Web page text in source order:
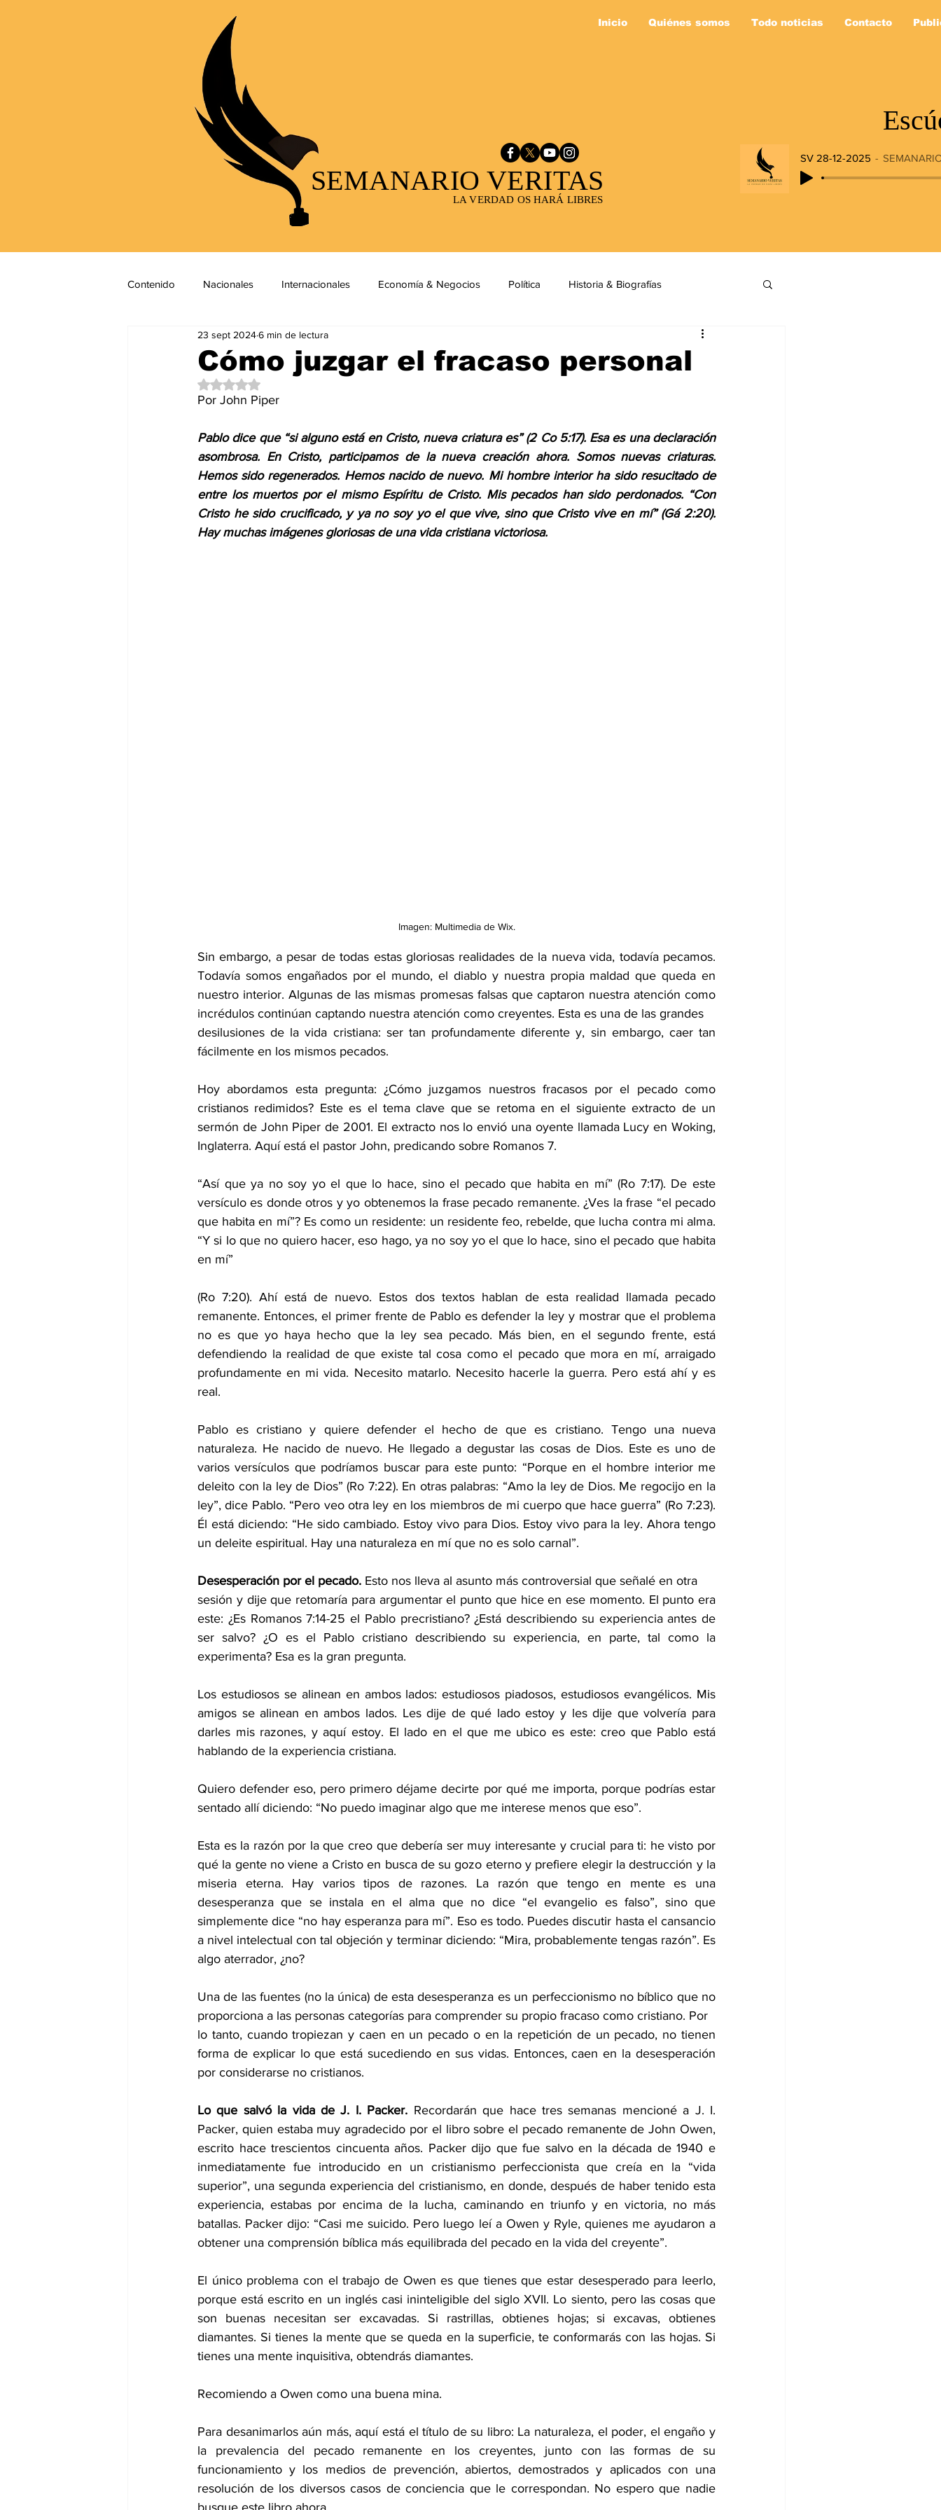
Inicio Quiénes somos Todo noticias Contacto
LA VERDAD OS HARÁ LIBRES
SEMANARIO VERITAS
SV 28-12-2025
Contenido Nacionales Internacionales Economía & Negocios Política Historia & Biografías
Salud & Bienestar Editorial
Mundo Gastronómico
Cómo juzgar el fracaso personal
23 sept 20246 min de lectura
Obtuvo NaN de 5 estrellas.
Por John Piper
Pablo dice que “si alguno está en Cristo, nueva criatura es” (2 Co 5:17). Esa es una declaración
asombrosa. En Cristo, participamos de la nueva creación ahora. Somos nuevas criaturas.
Hemos sido regenerados. Hemos nacido de nuevo. Mi hombre interior ha sido resucitado de
entre los muertos por el mismo Espíritu de Cristo. Mis pecados han sido perdonados. “Con
Cristo he sido crucificado, y ya no soy yo el que vive, sino que Cristo vive en mí” (Gá 2:20).
Hay muchas imágenes gloriosas de una vida cristiana victoriosa.
Imagen: Multimedia de Wix.
Sin embargo, a pesar de todas estas gloriosas realidades de la nueva vida, todavía pecamos.
Todavía somos engañados por el mundo, el diablo y nuestra propia maldad que queda en
nuestro interior. Algunas de las mismas promesas falsas que captaron nuestra atención como
incrédulos continúan captando nuestra atención como creyentes. Esta es una de las grandes
desilusiones de la vida cristiana: ser tan profundamente diferente y, sin embargo, caer tan
fácilmente en los mismos pecados.
Hoy abordamos esta pregunta: ¿Cómo juzgamos nuestros fracasos por el pecado como
cristianos redimidos? Este es el tema clave que se retoma en el siguiente extracto de un
sermón de John Piper de 2001. El extracto nos lo envió una oyente llamada Lucy en Woking,
Inglaterra. Aquí está el pastor John, predicando sobre Romanos 7.
“Así que ya no soy yo el que lo hace, sino el pecado que habita en mí” (Ro 7:17). De este
versículo es donde otros y yo obtenemos la frase pecado remanente. ¿Ves la frase “el pecado
que habita en mí”? Es como un residente: un residente feo, rebelde, que lucha contra mi alma.
“Y si lo que no quiero hacer, eso hago, ya no soy yo el que lo hace, sino el pecado que habita
en mí”
(Ro 7:20). Ahí está de nuevo. Estos dos textos hablan de esta realidad llamada pecado
remanente. Entonces, el primer frente de Pablo es defender la ley y mostrar que el problema
no es que yo haya hecho que la ley sea pecado. Más bien, en el segundo frente, está
defendiendo la realidad de que existe tal cosa como el pecado que mora en mí, arraigado
profundamente en mi vida. Necesito matarlo. Necesito hacerle la guerra. Pero está ahí y es
real.
Pablo es cristiano y quiere defender el hecho de que es cristiano. Tengo una nueva
naturaleza. He nacido de nuevo. He llegado a degustar las cosas de Dios. Este es uno de
varios versículos que podríamos buscar para este punto: “Porque en el hombre interior me
deleito con la ley de Dios” (Ro 7:22). En otras palabras: “Amo la ley de Dios. Me regocijo en la
ley”, dice Pablo. “Pero veo otra ley en los miembros de mi cuerpo que hace guerra” (Ro 7:23).
Él está diciendo: “He sido cambiado. Estoy vivo para Dios. Estoy vivo para la ley. Ahora tengo
un deleite espiritual. Hay una naturaleza en mí que no es solo carnal”.
Desesperación por el pecado. Esto nos lleva al asunto más controversial que señalé en otra
sesión y dije que retomaría para argumentar el punto que hice en ese momento. El punto era
este: ¿Es Romanos 7:14-25 el Pablo precristiano? ¿Está describiendo su experiencia antes de
ser salvo? ¿O es el Pablo cristiano describiendo su experiencia, en parte, tal como la
experimenta? Esa es la gran pregunta.
Los estudiosos se alinean en ambos lados: estudiosos piadosos, estudiosos evangélicos. Mis
amigos se alinean en ambos lados. Les dije de qué lado estoy y les dije que volvería para
darles mis razones, y aquí estoy. El lado en el que me ubico es este: creo que Pablo está
hablando de la experiencia cristiana.
Quiero defender eso, pero primero déjame decirte por qué me importa, porque podrías estar
sentado allí diciendo: “No puedo imaginar algo que me interese menos que eso”.
Esta es la razón por la que creo que debería ser muy interesante y crucial para ti: he visto por
qué la gente no viene a Cristo en busca de su gozo eterno y prefiere elegir la destrucción y la
miseria eterna. Hay varios tipos de razones. La razón que tengo en mente es una
desesperanza que se instala en el alma que no dice “el evangelio es falso”, sino que
simplemente dice “no hay esperanza para mí”. Eso es todo. Puedes discutir hasta el cansancio
a nivel intelectual con tal objeción y terminar diciendo: “Mira, probablemente tengas razón”. Es
algo aterrador, ¿no?
Una de las fuentes (no la única) de esta desesperanza es un perfeccionismo no bíblico que no
proporciona a las personas categorías para comprender su propio fracaso como cristiano. Por
lo tanto, cuando tropiezan y caen en un pecado o en la repetición de un pecado, no tienen
forma de explicar lo que está sucediendo en sus vidas. Entonces, caen en la desesperación
por considerarse no cristianos.
Lo que salvó la vida de J. I. Packer. Recordarán que hace tres semanas mencioné a J. I.
Packer, quien estaba muy agradecido por el libro sobre el pecado remanente de John Owen,
escrito hace trescientos cincuenta años. Packer dijo que fue salvo en la década de 1940 e
inmediatamente fue introducido en un cristianismo perfeccionista que creía en la “vida
superior”, una segunda experiencia del cristianismo, en donde, después de haber tenido esta
experiencia, estabas por encima de la lucha, caminando en triunfo y en victoria, no más
batallas. Packer dijo: “Casi me suicido. Pero luego leí a Owen y Ryle, quienes me ayudaron a
obtener una comprensión bíblica más equilibrada del pecado en la vida del creyente”.
El único problema con el trabajo de Owen es que tienes que estar desesperado para leerlo,
porque está escrito en un inglés casi ininteligible del siglo XVII. Lo siento, pero las cosas que
son buenas necesitan ser excavadas. Si rastrillas, obtienes hojas; si excavas, obtienes
diamantes. Si tienes la mente que se queda en la superficie, te conformarás con las hojas. Si
tienes una mente inquisitiva, obtendrás diamantes.
Recomiendo a Owen como una buena mina.
Para desanimarlos aún más, aquí está el título de su libro: La naturaleza, el poder, el engaño y
la prevalencia del pecado remanente en los creyentes, junto con las formas de su
funcionamiento y los medios de prevención, abiertos, demostrados y aplicados con una
resolución de los diversos casos de conciencia que le correspondan. No espero que nadie